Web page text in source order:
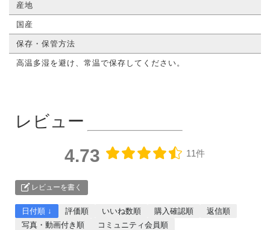
産地
国産
保存・保管方法
高温多湿を避け、常温で保存してください。
レビュー
4.73 11件
レビューを書く
日付順 ↓ 評価順 いいね数順 購入確認順
返信順
写真・動画付き順
コミュニティ会員順